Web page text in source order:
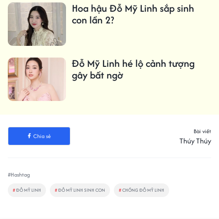
Hoa hậu Đỗ Mỹ Linh sắp sinh
con lần 2?
Đỗ Mỹ Linh hé lộ cảnh tượng
gây bất ngờ
Chia sẻ
Bài viết
Thúy Thúy
#Hashtag
#ĐỖ MỸ LINH #ĐỖ MỸ LINH SINH CON #CHỒNG ĐỖ MỸ LINH